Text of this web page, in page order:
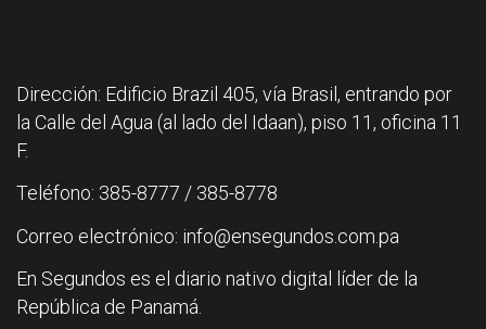
Dirección: Edificio Brazil 405, vía Brasil, entrando por
la Calle del Agua (al lado del Idaan), piso 11, oficina 11
F.
Teléfono: 385-8777 / 385-8778
Correo electrónico: info@ensegundos.com.pa
En Segundos es el diario nativo digital líder de la
República de Panamá.